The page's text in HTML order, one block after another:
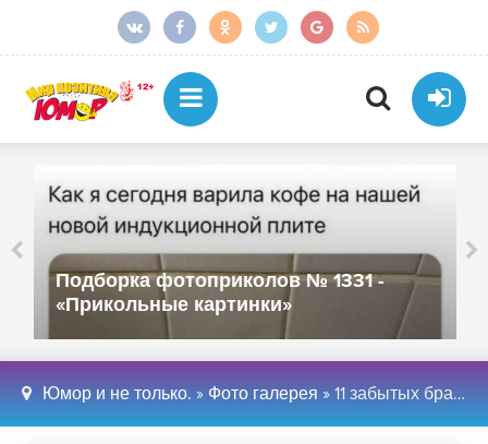
Подборка фотоприколов № 1331 -
«Прикольные картинки»
Юмор и не только. » Фото галерея » 11 забытых браков советских знаменитостей, о которых зрители мало что знали - «Хорошее настроение»